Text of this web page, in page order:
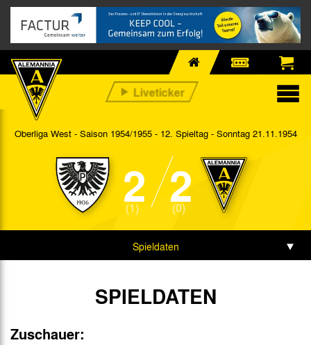
Oberliga West - Saison 1954/1955 - 12. Spieltag - Sonntag 21.11.1954
2
(1) 2
(0)
Spieldaten
SPIELDATEN
Zuschauer: